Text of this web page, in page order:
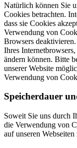
Natürlich können Sie
Cookies betrachten.
dass sie Cookies
Verwendung von
Browsers
Ihres
ändern können. Bitte
unserer Website
Verwendung von
Speicherdauer
Soweit Sie uns durch
die Verwendung von
auf unseren